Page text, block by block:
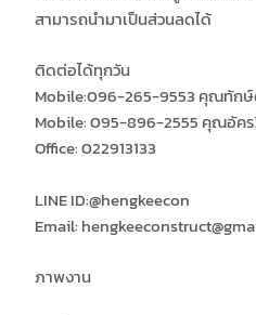
สามารถนำมาเป็นส่วนลดได้
ติดต่อได้ทุกวัน
Mobile:096-265-9553 คุณทัก
Mobile: 095-896-2555 คุณอัค
Office: 022913133
LINE ID:​@hengkeecon
Email:
ภาพงาน